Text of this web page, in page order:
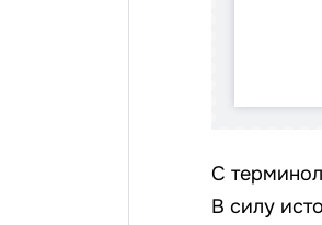
С
В силу